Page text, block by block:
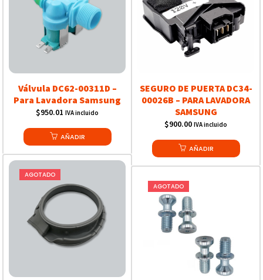
Válvula DC62-00311D –
Para Lavadora Samsung
$950.01 IVA incluido
AÑADIR
SEGURO DE PUERTA DC34-
00026B – PARA LAVADORA
SAMSUNG
$900.00 IVA incluido
AÑADIR
AGOTADO
AGOTADO